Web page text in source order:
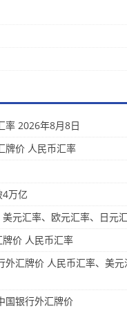
率 2026年8月8日
牌价 人民币汇率
万亿
元汇率、欧元汇率、日元
价 人民币汇率
汇牌价 人民币汇率、美元
国银行外汇牌价